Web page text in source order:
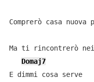
Comprerò casa
Ma ti rincontrerò
Domaj7
E dimmi cosa serve